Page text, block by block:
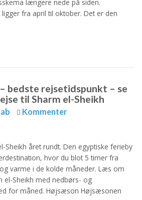
længere nede på siden.
fra april til oktober. Det er den
bedste rejsetidspunkt – se
til Sharm el-Sheikh
Kommenter
Sheikh året rundt. Den egyptiske ferieby
hvor du blot 5 timer fra
varme i de kolde måneder. Læs om
el-Sheikh med nedbørs- og
for måned. Højsæson Højsæsonen